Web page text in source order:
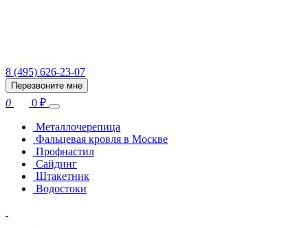
8 (495) 626-23-07
Перезвоните мне
0 0 ₽
Металлочерепица
Фальцевая кровля в Москве
Профнастил
Сайдинг
Штакетник
Водостоки